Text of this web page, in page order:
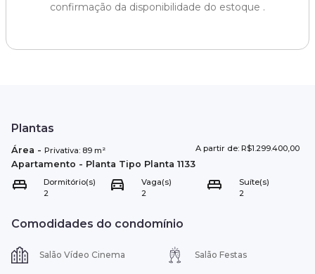
confirmação da disponibilidade do estoque .
Plantas
Área - Privativa: 89 m² A partir de: R$1.299.400,00
Apartamento - Planta Tipo Planta 1133
Dormitório(s)
2
Vaga(s)
2
Suíte(s)
2
Comodidades do condomínio
Salão Vídeo Cinema Salão Festas